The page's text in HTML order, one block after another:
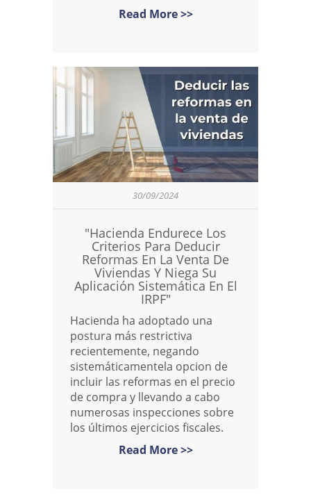
Read More >>
30/09/2024
"Hacienda Endurece Los
Criterios Para Deducir
Reformas En La Venta De
Viviendas Y Niega Su
Aplicación Sistemática En El
IRPF"
Hacienda ha adoptado una
postura más restrictiva
recientemente, negando
sistemáticamentela opcion de
incluir las reformas en el precio
de compra y llevando a cabo
numerosas inspecciones sobre
los últimos ejercicios fiscales.
Read More >>